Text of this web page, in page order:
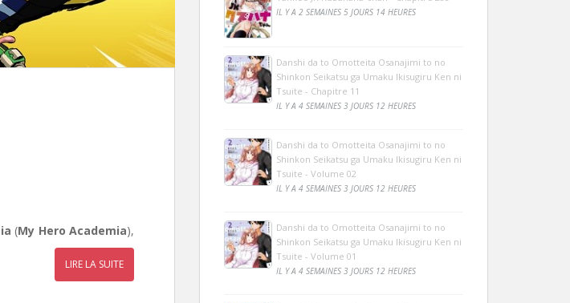
(My Hero Academia),
LIRE LA SUITE
IL Y A 2 SEMAINES 5 JOURS 14 HEURES
Danshi da to Omotteita Osanajimi to no
Shinkon Seikatsu ga Umaku Ikisugiru Ken ni
Tsuite - Chapitre 11
IL Y A 4 SEMAINES 3 JOURS 12 HEURES
Danshi da to Omotteita Osanajimi to no
Shinkon Seikatsu ga Umaku Ikisugiru Ken ni
Tsuite - Volume 02
IL Y A 4 SEMAINES 3 JOURS 12 HEURES
Danshi da to Omotteita Osanajimi to no
Shinkon Seikatsu ga Umaku Ikisugiru Ken ni
Tsuite - Volume 01
IL Y A 4 SEMAINES 3 JOURS 12 HEURES